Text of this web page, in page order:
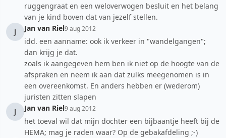
ruggengraat en een weloverwogen besluit en het belang
van je kind boven dat van jezelf stellen.
J
Jan van Riel9 aug 2012
idd. een aanname: ook ik verkeer in "wandelgangen";
dan krijg je dat.
zoals ik aangegeven hem ben ik niet op de hoogte van de
afspraken en neem ik aan dat zulks meegenomen is in
een overeenkomst. En anders hebben er (wederom)
juristen zitten slapen
J
Jan van Riel9 aug 2012
het toeval wil dat mijn dochter een bijbaantje heeft bij de
HEMA; mag je raden waar? Op de gebakafdeling ;-)